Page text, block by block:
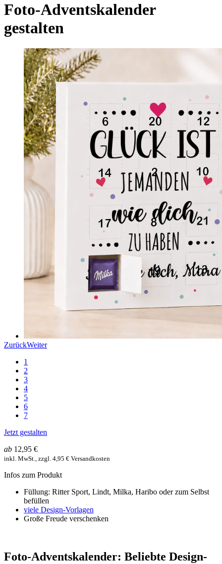
Foto-Adventskalender
gestalten
ZurückWeiter
1
2
3
4
5
6
7
Jetzt gestalten
ab 12,95 €
inkl. MwSt., zzgl. 4,95 € Versandkosten
Infos zum Produkt
Füllung: Ritter Sport, Lindt, Milka, Haribo oder zum Selbst
befüllen
viele Design-Vorlagen
Große Freude verschenken
Foto-Adventskalender: Beliebte Design-